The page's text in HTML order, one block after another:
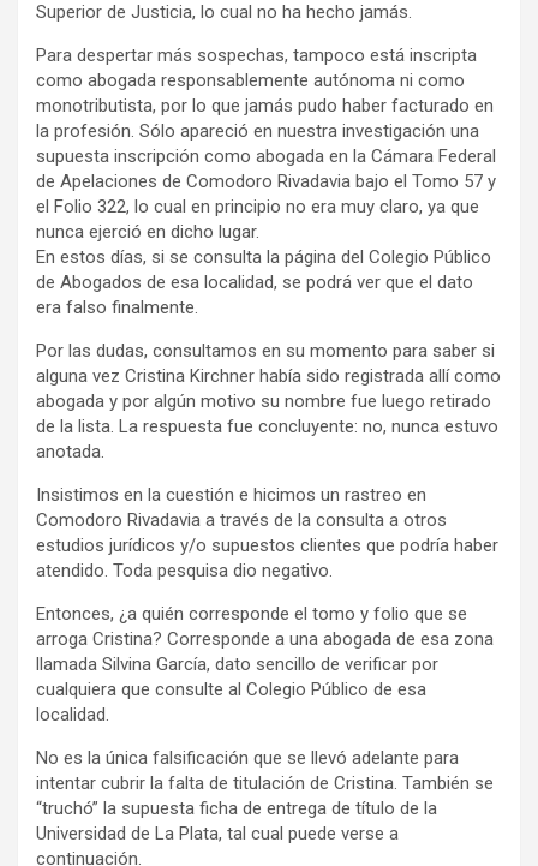
Superior de Justicia, lo cual no ha hecho jamás.
Para despertar más sospechas, tampoco está inscripta
como abogada responsablemente autónoma ni como
monotributista, por lo que jamás pudo haber facturado en
la profesión. Sólo apareció en nuestra investigación una
supuesta inscripción como abogada en la Cámara Federal
de Apelaciones de Comodoro Rivadavia bajo el Tomo 57 y
el Folio 322, lo cual en principio no era muy claro, ya que
nunca ejerció en dicho lugar.
En estos días, si se consulta la página del Colegio Público
de Abogados de esa localidad, se podrá ver que el dato
era falso finalmente.
Por las dudas, consultamos en su momento para saber si
alguna vez Cristina Kirchner había sido registrada allí como
abogada y por algún motivo su nombre fue luego retirado
de la lista. La respuesta fue concluyente: no, nunca estuvo
anotada.
Insistimos en la cuestión e hicimos un rastreo en
Comodoro Rivadavia a través de la consulta a otros
estudios jurídicos y/o supuestos clientes que podría haber
atendido. Toda pesquisa dio negativo.
Entonces, ¿a quién corresponde el tomo y folio que se
arroga Cristina? Corresponde a una abogada de esa zona
llamada Silvina García, dato sencillo de verificar por
cualquiera que consulte al Colegio Público de esa
localidad.
No es la única falsificación que se llevó adelante para
intentar cubrir la falta de titulación de Cristina. También se
“truchó” la supuesta ficha de entrega de título de la
Universidad de La Plata, tal cual puede verse a
continuación.